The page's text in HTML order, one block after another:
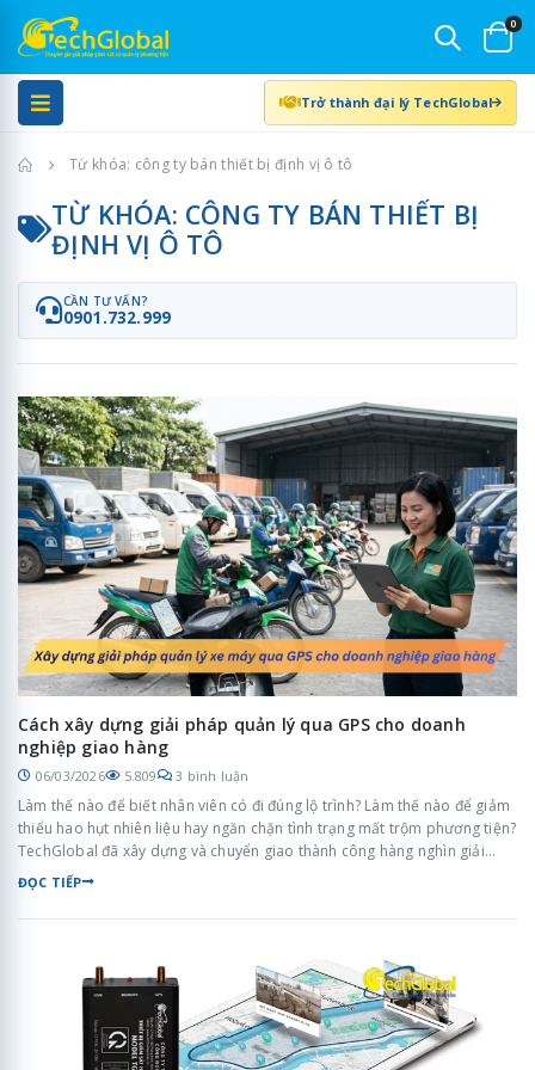
0
Trở thành đại lý TechGlobal
Trang chủTừ khóa: công ty bán thiết bị định vị ô tô
TỪ KHÓA: CÔNG TY BÁN THIẾT BỊ
ĐỊNH VỊ Ô TÔ
CẦN TƯ VẤN?
0901.732.999
Cách xây dựng giải pháp quản lý qua GPS cho doanh
nghiệp giao hàng
06/03/2026 5.809 3 bình luận
Làm thế nào để biết nhân viên có đi đúng lộ trình? Làm thế nào để giảm
thiểu hao hụt nhiên liệu hay ngăn chặn tình trạng mất trộm phương tiện?
TechGlobal đã xây dựng và chuyển giao thành công hàng nghìn giải
pháp quản lý phương tiện thông minh, giúp doanh nghiệp cắt giảm tới
30% chi phí quản lý và tăng hiệu suất giao nhận lên gấp đôi.
ĐỌC TIẾP